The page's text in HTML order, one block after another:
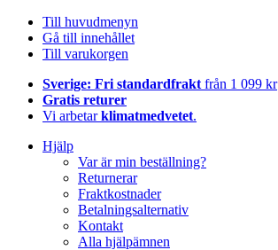
Till huvudmenyn
Gå till innehållet
Till varukorgen
Sverige: Fri standardfrakt från 1 099 kr
Gratis returer
Vi arbetarklimatmedvetet.
Hjälp
Var är min beställning?
Returnerar
Fraktkostnader
Betalningsalternativ
Kontakt
Alla hjälpämnen